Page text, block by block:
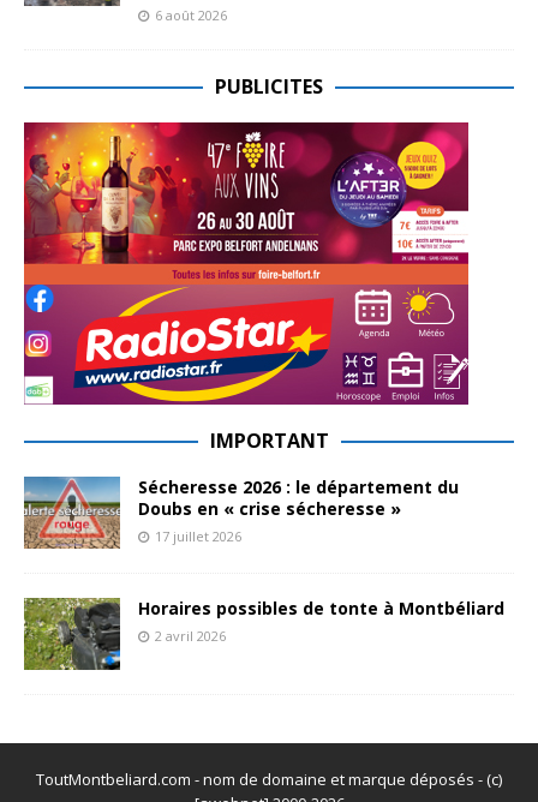
6 août 2026
PUBLICITES
IMPORTANT
Sécheresse 2026 : le département du
Doubs en « crise sécheresse »
17 juillet 2026
Horaires possibles de tonte à Montbéliard
2 avril 2026
ToutMontbeliard.com - nom de domaine et marque déposés - (c)